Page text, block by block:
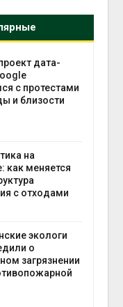
дата-
с протестами
и близости
на
как меняется
с отходами
экологи
о
загрязнении